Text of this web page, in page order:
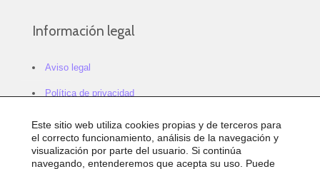
Información legal
Aviso legal
Política de privacidad
Política de cookies
Configurar cookies
Este sitio web utiliza cookies propias y de terceros para
el correcto funcionamiento, análisis de la navegación y
visualización por parte del usuario. Si continúa
navegando, entenderemos que acepta su uso. Puede